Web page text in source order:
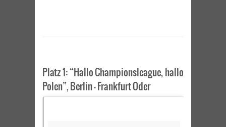
Platz 1: “Hallo Championsleague, hallo
Polen”, Berlin – Frankfurt Oder